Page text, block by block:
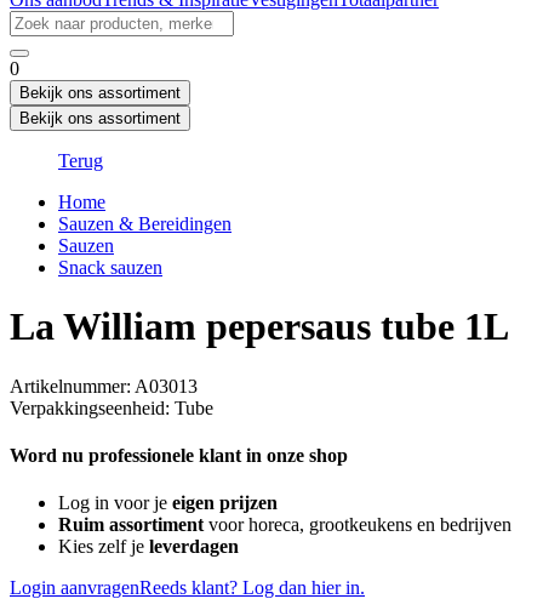
0
Bekijk ons assortiment
Bekijk ons assortiment
Terug
Home
Sauzen & Bereidingen
Sauzen
Snack sauzen
La William pepersaus tube 1L
Artikelnummer: A03013
Verpakkingseenheid: Tube
Word nu professionele klant in onze shop
Log in voor je eigen prijzen
Ruim assortimentvoor horeca, grootkeukens en bedrijven
Kies zelf je leverdagen
Login aanvragenReeds klant? Log dan hier in.